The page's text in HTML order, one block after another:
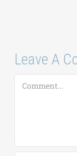
Leave A
Comment